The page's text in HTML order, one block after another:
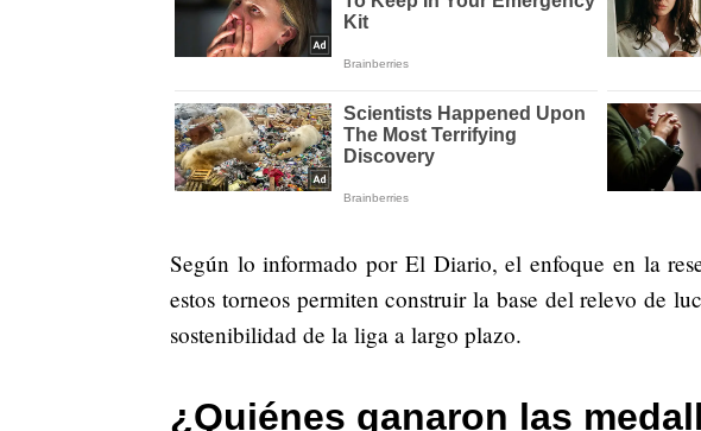
Según lo informado por El Diario, el enfoque en la
estos torneos permiten construir la base del relevo de
sostenibilidad de la liga a largo plazo.
¿Quiénes ganaron las